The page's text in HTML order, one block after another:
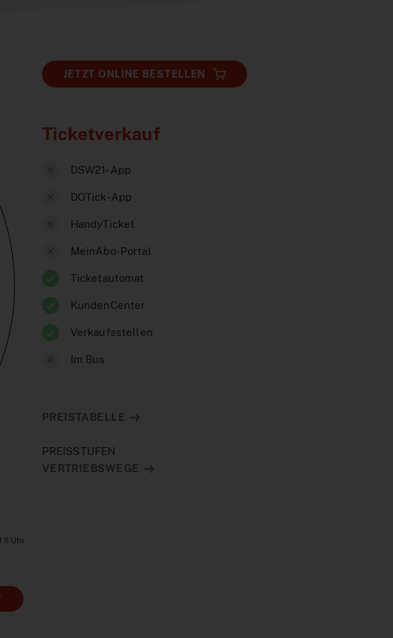
JETZT ONLINE BESTELLEN
Ticketverkauf
DSW21-App
DOTick-App
HandyTicket
MeinAbo-Portal
Ticketautomat
KundenCenter
Verkaufsstellen
Im Bus
PREISTABELLE
PREISSTUFEN
VERTRIEBSWEGE